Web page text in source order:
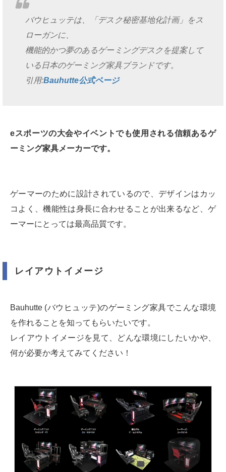
バウヒュッテは、「デスク秘密基地化計画」をス
ローガンに、
機能的かつ夢のあるゲーミングデスクを提案して
いる日本のゲーミング家具ブランドです。
引用:Bauhutte公式ページ
eスポーツの大会やイベントでも使用される信頼あるゲ
ーミング家具メーカーです。
ゲーマーのために設計されているので、デザインはカッ
コよく、機能性は身長に合わせることが出来るなど、ゲ
ーマーにとっては最高品質です。
レイアウトイメージ
Bauhutte (バウヒュッテ)のゲーミング家具でこんな環境
を作れることを知ってもらいたいです。
レイアウトイメージを見て、どんな環境にしたいかや、
何が必要か考えてみてください！